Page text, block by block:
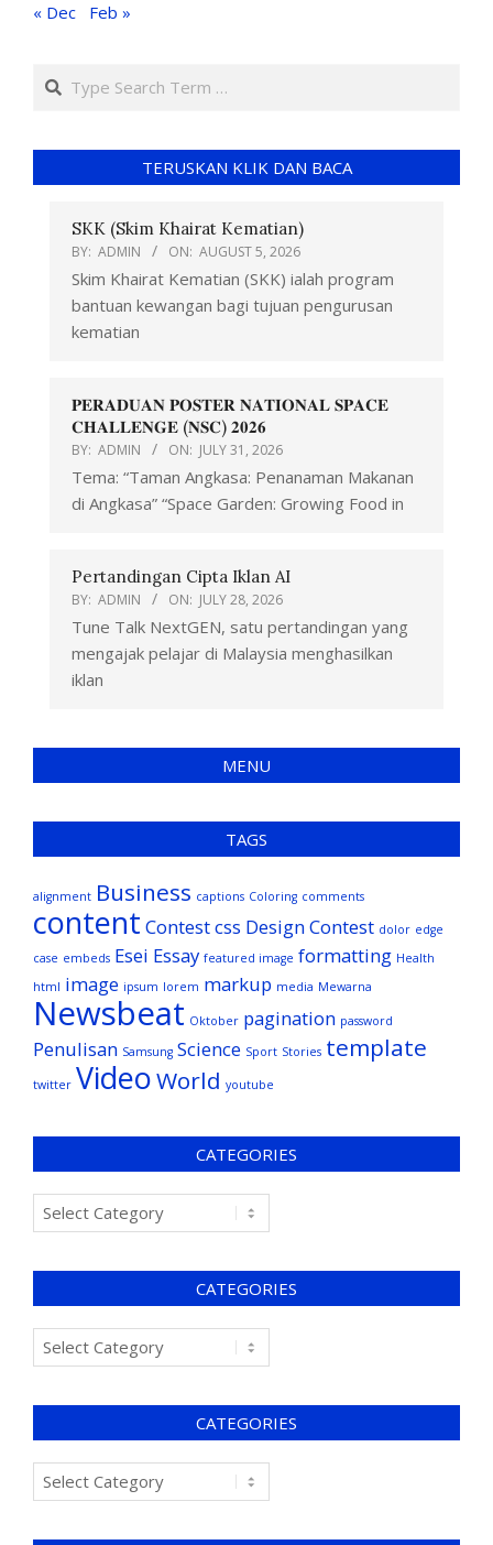
« Dec Feb »
TERUSKAN KLIK DAN BACA
SKK (Skim Khairat Kematian)
BY: ADMIN ON: AUGUST 5, 2026
Skim Khairat Kematian (SKK) ialah program
bantuan kewangan bagi tujuan pengurusan
kematian
𝐏𝐄𝐑𝐀𝐃𝐔𝐀𝐍 𝐏𝐎𝐒𝐓𝐄𝐑 𝐍𝐀𝐓𝐈𝐎𝐍𝐀𝐋 𝐒𝐏𝐀𝐂𝐄
𝐂𝐇𝐀𝐋𝐋𝐄𝐍𝐆𝐄 (𝐍𝐒𝐂) 𝟐𝟎𝟐𝟔
BY: ADMIN ON: JULY 31, 2026
Tema: “Taman Angkasa: Penanaman Makanan
di Angkasa” “Space Garden: Growing Food in
Pertandingan Cipta Iklan AI
BY: ADMIN ON: JULY 28, 2026
Tune Talk NextGEN, satu pertandingan yang
mengajak pelajar di Malaysia menghasilkan
iklan
MENU
TAGS
alignment Business captions Coloring comments
content Contestcss Design Contest dolor edge
case embeds Esei Essay featured image formatting Health
html image ipsum lorem markup media Mewarna
Newsbeat Oktober pagination password
Penulisan Samsung Science Sport Stories template
twitter VideoWorld youtube
CATEGORIES
CATEGORIES
CATEGORIES